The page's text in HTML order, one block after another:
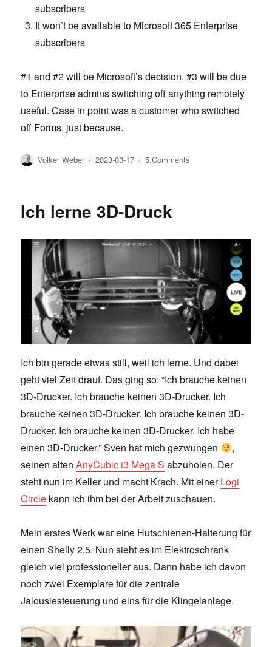
subscribers
It won’t be available to Microsoft 365 Enterprise
subscribers
#1 and #2 will be Microsoft’s decision. #3 will be due
to Enterprise admins switching off anything remotely
useful. Case in point was a customer who switched
off Forms, just because.
Author
Volker Weber
Posted
2023-03-17 5 Comments
like
their
demos
Ich lerne 3D-Druck
Ich bin gerade etwas still, weil ich lerne. Und dabei
geht viel Zeit drauf. Das ging so: “Ich brauche keinen
3D-Drucker. Ich brauche keinen 3D-Drucker. Ich
brauche keinen 3D-Drucker. Ich brauche keinen 3D-
Drucker. Ich brauche keinen 3D-Drucker. Ich habe
einen 3D-Drucker.” Sven hat mich gezwungen
,
seinen altenAnyCubic i3 Mega S abzuholen. Der
steht nun im Keller und macht Krach. Mit einerLogi
Circle kann ich ihm bei der Arbeit zuschauen.
Mein erstes Werk war eine Hutschienen-Halterung für
einen Shelly 2.5. Nun sieht es im Elektroschrank
gleich viel professioneller aus. Dann habe ich davon
noch zwei Exemplare für die zentrale
Jalousiesteuerung und eins für die Klingelanlage.